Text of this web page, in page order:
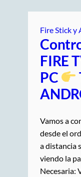
Fire Stick y
FIRE
PC
Vamos a
desde el
a distancia
viendo la
Necesaria: